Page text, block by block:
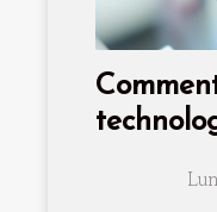
montres